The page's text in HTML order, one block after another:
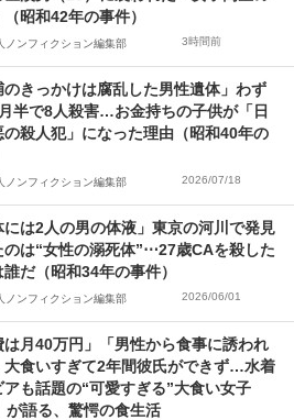
昭和42年の事件）
ノンフィクション編集部 3時間前
のきっかけは腐乱した男性遺体」わず
半で8人殺害…お金持ちの子供が「日
の殺人犯」になった理由（昭和40年の
ノンフィクション編集部 2026/07/18
には2人の男の体液」東京の河川で発見
のは“女性の溺死体”⋯27歳CAを殺した
だ（昭和34年の事件）
ノンフィクション編集部 2026/06/01
は月40万円」「男性から食事に誘われ
大食いすぎて2年間彼氏ができず…水着
アも話題の“可愛すぎる”大食い女子
が語る、驚愕の食生活